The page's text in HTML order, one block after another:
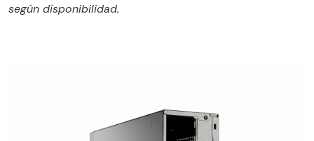
según disponibilidad.